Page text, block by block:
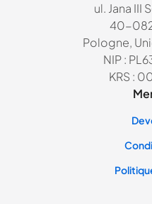
ul. Jana III
40-
Pologne,
NIP :
KRS :